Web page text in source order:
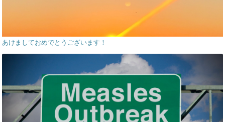
あけましておめでとうございます！